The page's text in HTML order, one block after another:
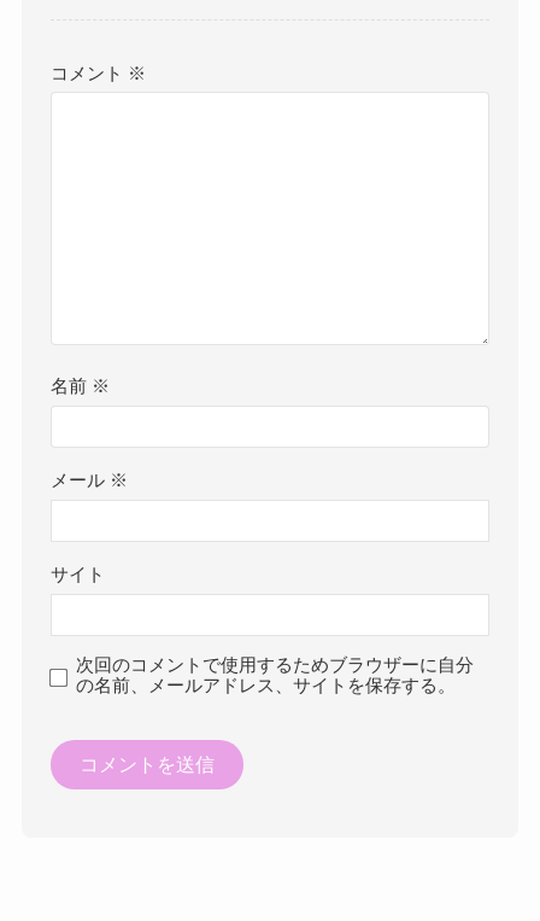
コメント ※
名前 ※
メール ※
サイト
次回のコメントで使用するためブラウザーに自分
の名前、メールアドレス、サイトを保存する。